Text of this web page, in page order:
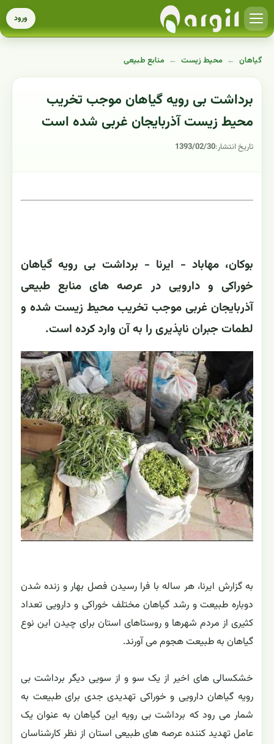
ورود
گیاهان ← محیط زیست ← منابع طبیعی
برداشت بی رویه گیاهان موجب تخریب
محیط زیست آذربایجان غربی شده است
تاریخ انتشار:1393/02/30
بوکان، مهاباد - ایرنا - برداشت بی رویه گیاهان
خوراکی و دارویی در عرصه های منابع طبیعی
آذربایجان غربی موجب تخریب محیط زیست شده و
لطمات جبران ناپذیری را به آن وارد کرده است.
به گزارش ایرنا، هر ساله با فرا رسیدن فصل بهار و زنده شدن
دوباره طبیعت و رشد گیاهان مختلف خوراکی و دارویی تعداد
کثیری از مردم شهرها و روستاهای استان برای چیدن این نوع
گیاهان به طبیعت هجوم می آورند.
خشکسالی های اخیر از یک سو و از سویی دیگر برداشت بی
رویه گیاهان دارویی و خوراکی تهدیدی جدی برای طبیعت به
شمار می رود که برداشت بی رویه این گیاهان به عنوان یک
عامل تهدید کننده عرصه های طبیعی استان از نظر کارشناسان